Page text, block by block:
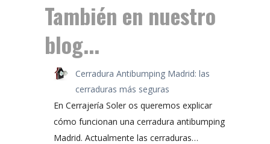
También en nuestro
blog...
Cerradura Antibumping Madrid: las
cerraduras más seguras
En Cerrajería Soler os queremos explicar
cómo funcionan una cerradura antibumping
Madrid. Actualmente las cerraduras…